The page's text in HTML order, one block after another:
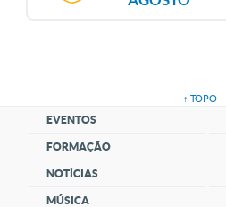
↑ TOPO
EVENTOS
FORMAÇÃO
NOTÍCIAS
MÚSICA